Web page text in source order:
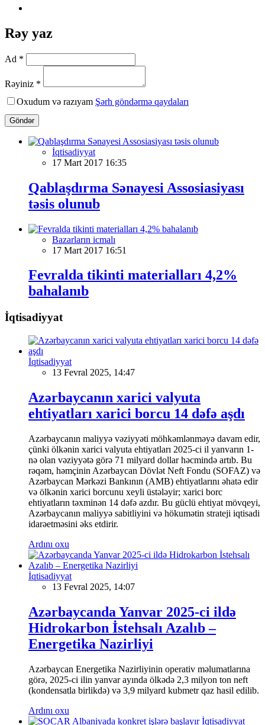
Rəy yaz
Ad *
Rəyiniz *
Oxudum və razıyam Şərh göndərmə qaydaları
Göndər
İqtisadiyyat
17 Mart 2017 16:35
Qablaşdırma Sənayesi Assosiasiyası
təsis olunub
Bazarların icmalı
17 Mart 2017 16:51
Fevralda tikinti materialları 4,2%
bahalanıb
İqtisadiyyat
İqtisadiyyat
13 Fevral 2025, 14:47
Azərbaycanın xarici valyuta
ehtiyatları xarici borcu 14 dəfə aşdı
Azərbaycanın maliyyə vəziyyəti möhkəmlənməyə davam edir,
çünki ölkənin xarici valyuta ehtiyatları 2025-ci il yanvarın 1-
nə olan vəziyyətə görə 71 milyard dollar həcmində artıb. Bu
rəqəm, həmçinin Azərbaycan Dövlət Neft Fondu (SOFAZ) və
Azərbaycan Mərkəzi Bankının (AMB) ehtiyatlarını əhatə edir
və ölkənin xarici borcunu xeyli üstələyir; xarici borc
ehtiyatların təxminən 14 dəfə azdır. Bu güclü ehtiyat mövqeyi,
Azərbaycanın maliyyə sabitliyini və hökumətin strateji iqtisadi
idarəetməsini əks etdirir.
Ardını oxu
İqtisadiyyat
13 Fevral 2025, 14:07
Azərbaycanda Yanvar 2025-ci ildə
Hidrokarbon İstehsalı Azalıb –
Energetika Nazirliyi
Azərbaycan Energetika Nazirliyinin operativ məlumatlarına
görə, 2025-ci ilin yanvar ayında ölkədə 2,3 milyon ton neft
(kondensatla birlikdə) və 3,9 milyard kubmetr qaz hasil edilib.
Ardını oxu
İqtisadiyyat